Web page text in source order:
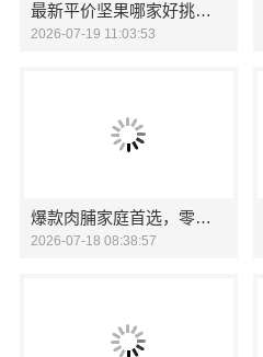
最新平价坚果哪家好挑零食大明星
2026-07-19 11:03:53
爆款肉脯家庭首选，零食大明星美味升级
2026-07-18 08:38:57